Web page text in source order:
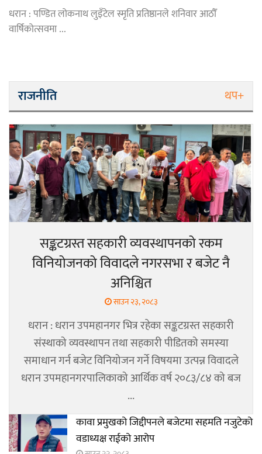
धरान : पण्डित लोकनाथ लुइँटेल स्मृति प्रतिष्ठानले शनिवार आठौँ
वार्षिकोत्सवमा ...
राजनीति थप+
सङ्कटग्रस्त सहकारी व्यवस्थापनको रकम
विनियोजनको विवादले नगरसभा र बजेट नै
अनिश्चित
साउन २३, २०८३
धरान : धरान उपमहानगर भित्र रहेका सङ्कटग्रस्त सहकारी
संस्थाको व्यवस्थापन तथा सहकारी पीडितको समस्या
समाधान गर्न बजेट विनियोजन गर्ने विषयमा उत्पन्न विवादले
धरान उपमहानगरपालिकाको आर्थिक वर्ष २०८३/८४ को बज
...
कावा प्रमुखको जिद्दीपनले बजेटमा सहमति नजुटेको
वडाध्यक्ष राईको आरोप